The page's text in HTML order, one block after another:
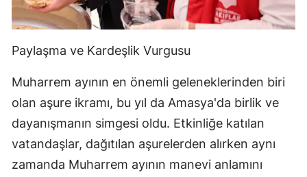
Paylaşma ve Kardeşlik Vurgusu
Muharrem ayının en önemli geleneklerinden biri
olan aşure ikramı, bu yıl da Amasya'da birlik ve
dayanışmanın simgesi oldu. Etkinliğe katılan
vatandaşlar, dağıtılan aşurelerden alırken aynı
zamanda Muharrem ayının manevi anlamını